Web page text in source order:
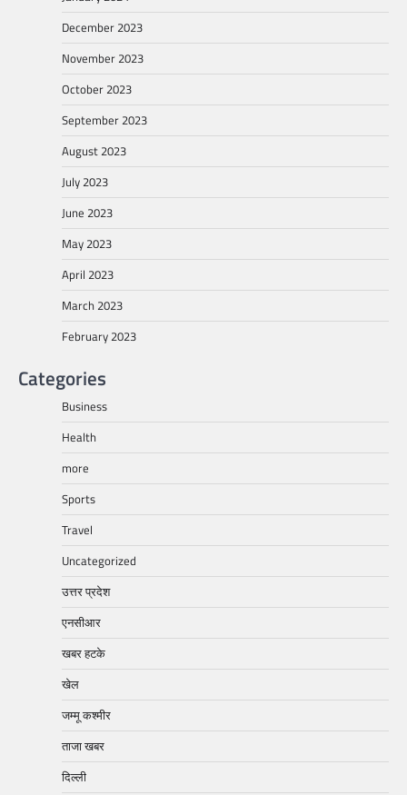
December 2023
November 2023
October 2023
September 2023
August 2023
July 2023
June 2023
May 2023
April 2023
March 2023
February 2023
Categories
Business
Health
more
Sports
Travel
Uncategorized
उत्तर प्रदेश
एनसीआर
खबर हटके
खेल
जम्मू कश्मीर
ताजा खबर
दिल्ली